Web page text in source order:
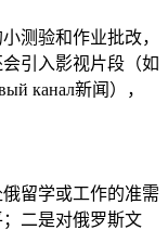
测验和作业批改，
引入影视片段（如
канал新闻），
留学或工作的准需
二是对俄罗斯文